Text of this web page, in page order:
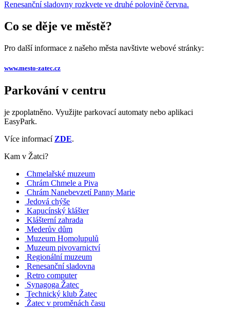
Renesanční sladovny rozkvete ve druhé polovině června.
Co se děje ve městě?
Pro další informace z našeho města navštivte webové stránky:
www.mesto-zatec.cz
Parkování v centru
je zpoplatněno. Využijte parkovací automaty nebo aplikaci
EasyPark.
Více informací ZDE.
Kam v Žatci?
Chmelařské muzeum
Chrám Chmele a Piva
Chrám Nanebevzetí Panny Marie
Jedová chýše
Kapucínský klášter
Klášterní zahrada
Mederův dům
Muzeum Homolupulů
Muzeum pivovarnictví
Regionální muzeum
Renesanční sladovna
Retro computer
Synagoga Žatec
Technický klub Žatec
Žatec v proměnách času